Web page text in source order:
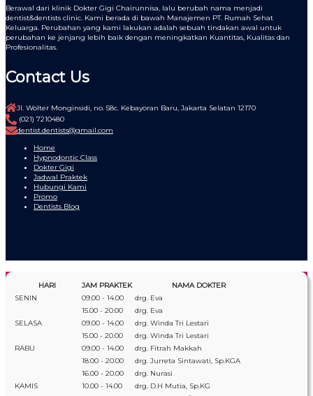
Berawal dari klinik Dokter Gigi Chairunnisa, lalu berubah nama menjadi
dentist&dentists clinic. Kami berada di bawah Manajemen PT. Rumah Sehat
Keluarga. Perubahan yang kami lakukan adalah sebuah tindakan awal untuk
perubahan ke jenjang lebih baik dengan meningkatkan Kuantitas, Kualitas dan
Profesionalitas.
Contact Us
Jl. Wolter Monginsidi, no. 58c. Kebayoran Baru, Jakarta Selatan 12170
(021) 7210480
dentist.dentists@gmail.com
Home
Hypnodontic Class
Dokter Gigi
Jadwal Praktek
Hubungi Kami
Promo
Dentists Blog
HARI JAM PRAKTEK
NAMA DOKTER
SENIN
09.00 - 14.00
drg. Eva
15.00 - 20.00
drg. Eva
SELASA
09.00 - 14.00
drg. Winda Tri Lestari
15.00 - 20.00
drg. Winda Tri Lestari
RABU
09.00 - 14.00
drg. Fitrah Makkah
18.00 - 20.00
drg. Jurreta Sintawati, Sp.KGA
16.00 - 20.00
drg. Nurasi
KAMIS
10.00 - 14.00
drg. D.H Mutia, Sp.KG